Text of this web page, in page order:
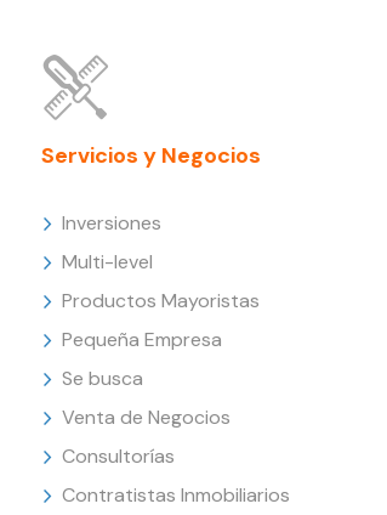
Servicios y Negocios
Inversiones
Multi-level
Productos Mayoristas
Pequeña Empresa
Se busca
Venta de Negocios
Consultorías
Contratistas Inmobiliarios